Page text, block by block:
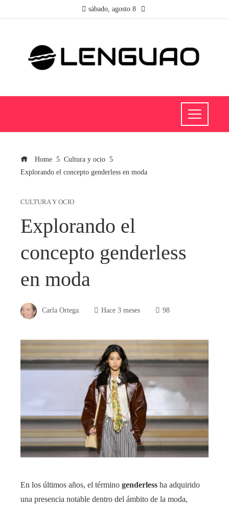
sábado, agosto 8
Home
Cultura y ocio
Explorando el concepto genderless en moda
CULTURA Y OCIO
Explorando el
concepto genderless
en moda
Carla Ortega Hace 3 meses 98
En los últimos años, el término genderless ha adquirido
una presencia notable dentro del ámbito de la moda,